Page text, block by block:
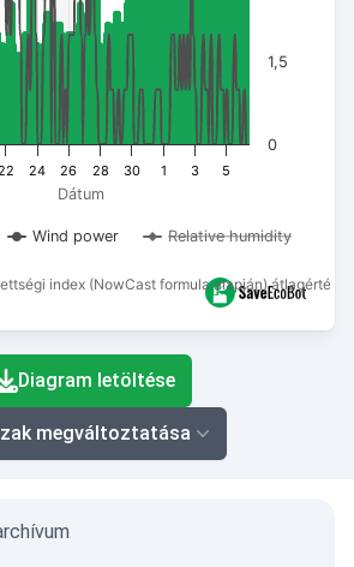
index (NowCast formula alapján)
Dátum
Wind power Relative humidity
24 26 28 30 1 3 5
0
1,5
Diagram letöltése
megváltoztatása